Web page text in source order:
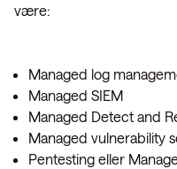
være:
Managed log
Managed SIEM
Managed Detect and
Managed vulnerability
Pentesting eller